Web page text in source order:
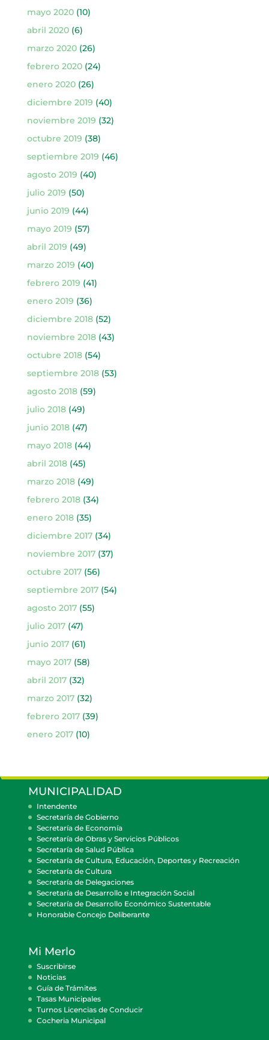
mayo 2020(10)
abril 2020(6)
marzo 2020(26)
febrero 2020(24)
enero 2020(26)
diciembre 2019 (40)
noviembre 2019 (32)
octubre 2019 (38)
septiembre 2019 (46)
agosto 2019 (40)
julio 2019 (50)
junio 2019 (44)
mayo 2019 (57)
abril 2019 (49)
marzo 2019 (40)
febrero 2019 (41)
enero 2019 (36)
diciembre 2018(52)
noviembre 2018(43)
octubre 2018(54)
septiembre 2018(53)
agosto 2018(59)
julio 2018(49)
junio 2018(47)
mayo 2018(44)
abril 2018(45)
marzo 2018(49)
febrero 2018(34)
enero 2018(35)
diciembre 2017(34)
noviembre 2017(37)
octubre 2017(56)
septiembre 2017(54)
agosto 2017(55)
julio 2017(47)
junio 2017(61)
mayo 2017(58)
abril 2017(32)
marzo 2017(32)
febrero 2017(39)
enero 2017(10)
MUNICIPALIDAD
Intendente
Secretaría de Gobierno
Secretaría de Economía
Secretaría de Obras y Servicios Públicos
Secretaría de Salud Pública
Secretaría de Cultura, Educación, Deportes y Recreación
Secretaría de Cultura
Secretaría de Delegaciones
Secretaría de Desarrollo e Integración Social
Secretaría de Desarrollo Económico Sustentable
Honorable Concejo Deliberante
Mi Merlo
Suscribirse
Noticias
Guía de Trámites
Tasas Municipales
Turnos Licencias de Conducir
Cocheria Municipal